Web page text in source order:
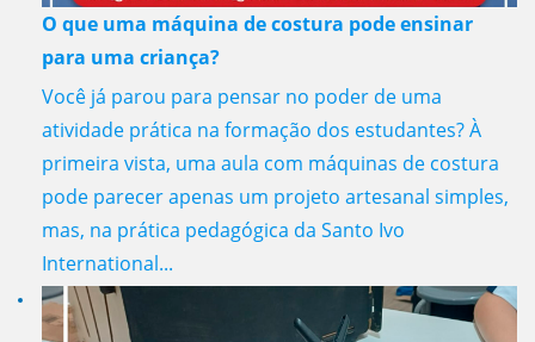
O que uma máquina de costura pode ensinar
para uma criança?
Você já parou para pensar no poder de uma
atividade prática na formação dos estudantes? À
primeira vista, uma aula com máquinas de costura
pode parecer apenas um projeto artesanal simples,
mas, na prática pedagógica da Santo Ivo
International...